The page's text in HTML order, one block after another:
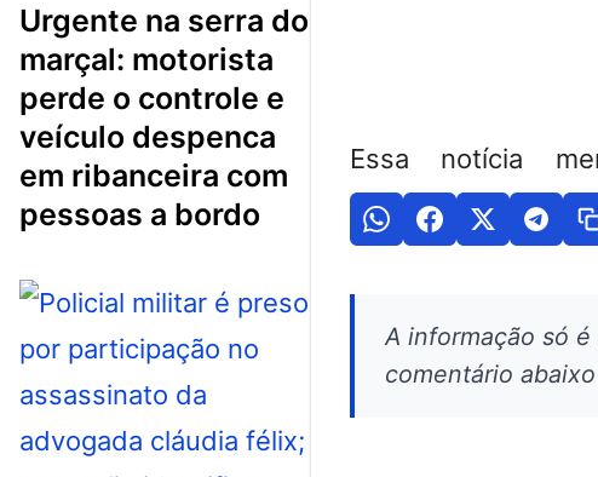
urgente na serra do
marçal: motorista
perde o controle e
veículo despenca
em ribanceira com
pessoas a bordo
Essa notícia
A informação só
comentário